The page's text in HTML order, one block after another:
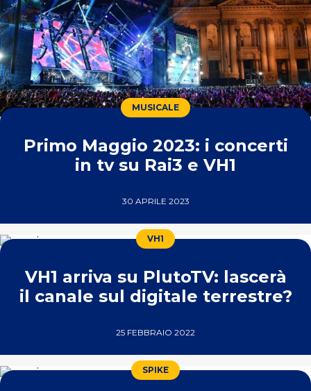
MUSICALE
Primo Maggio 2023: i concerti
in tv su Rai3 e VH1
30 APRILE 2023
VH1
VH1 arriva su PlutoTV: lascerà
il canale sul digitale terrestre?
25 FEBBRAIO 2022
SPIKE